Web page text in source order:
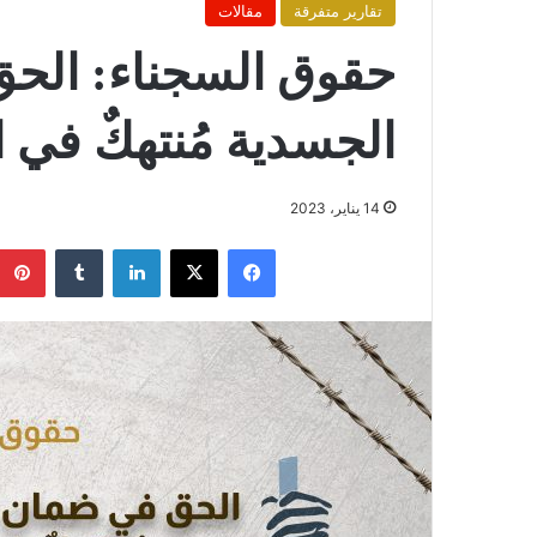
تقارير متفرقة مقالات
حقوق السجناء:
الجسدية مُنتهكٌ في
14 يناير، 2023
فيسبوك X لينكدإن